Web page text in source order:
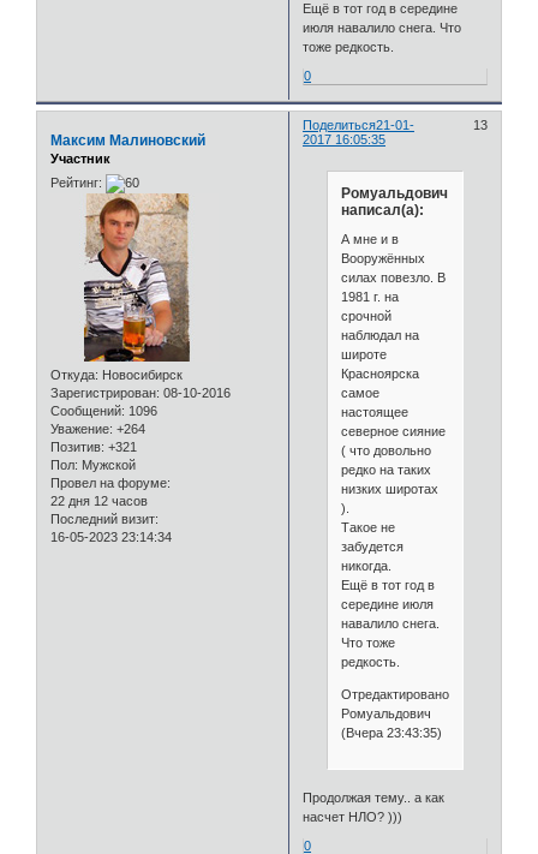
Ещё в тот год в середине
июля навалило снега. Что
тоже редкость.
0
Поделиться 13
21-01-
2017 16:05:35
Максим Малиновский
Участник
Рейтинг:
Откуда: Новосибирск
Зарегистрирован: 08-10-2016
Сообщений: 1096
Уважение: +264
Позитив: +321
Пол: Мужской
Провел на форуме:
22 дня 12 часов
Последний визит:
16-05-2023 23:14:34
Ромуальдович
написал(а):
А мне и в
Вооружённых
силах повезло. В
1981 г. на
срочной
наблюдал на
широте
Красноярска
самое
настоящее
северное сияние
( что довольно
редко на таких
низких широтах
).
Такое не
забудется
никогда.
Ещё в тот год в
середине июля
навалило снега.
Что тоже
редкость.
Отредактировано
Ромуальдович
(Вчера 23:43:35)
Продолжая тему.. а как
насчет НЛО? )))
0